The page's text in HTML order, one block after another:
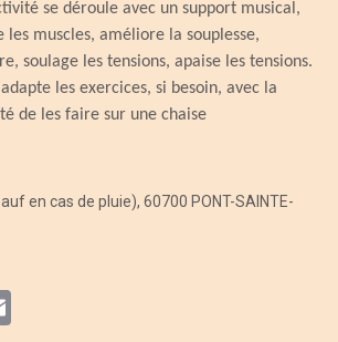
se déroule avec un support musical,
les muscles, améliore la souplesse,
soulage les tensions, apaise les tensions.
les exercices, si besoin, avec la
de les faire sur une chaise
en cas de pluie), 60700 PONT-SAINTE-